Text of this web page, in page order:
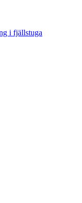
i fjällstuga